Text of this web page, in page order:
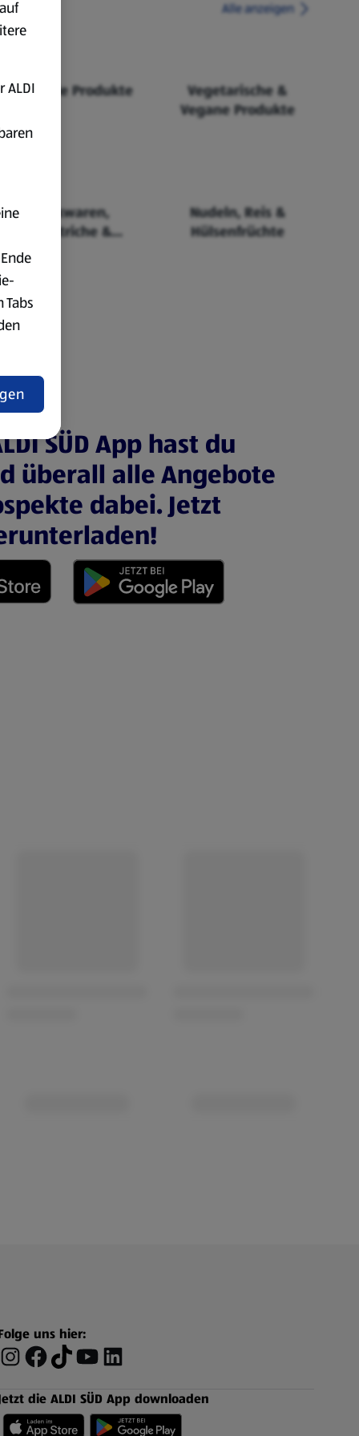
Alle anzeigen
Fairtrade Produkte
Vegetarische &
Vegane Produkte
Backwaren,
Aufstriche &
Nudeln, Reis &
Hülsenfrüchte
SÜD App hast du
überall alle Angebote
dabei. Jetzt
uns hier:
die ALDI SÜD App downloaden
ALDI